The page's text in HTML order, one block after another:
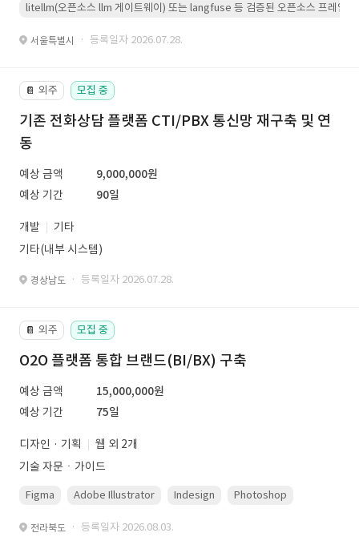
litellm(오픈소스 llm 게이트웨이) 또는 langfuse 등 검증된 오픈소스 프레임워
서울특별시 · 등록일자 2026.07.28.
📔 외주 모집 중
기존 전화상담 플랫폼 CTI/PBX 통신망 재구축 및 연
동
예상 금액
9,000,000원
예상 기간
90일
개발
기타
기타(내부 시스템)
경상남도 · 등록일자 2026.07.28.
📔 외주 모집 중
O2O 플랫폼 통합 브랜드(BI/BX) 구축
예상 금액
15,000,000원
예상 기간
75일
디자인 · 기획
웹 외 2개
기술 자문ㆍ가이드
Figma Adobe Illustrator Indesign Photoshop
전라북도 · 등록일자 2026.08.03.